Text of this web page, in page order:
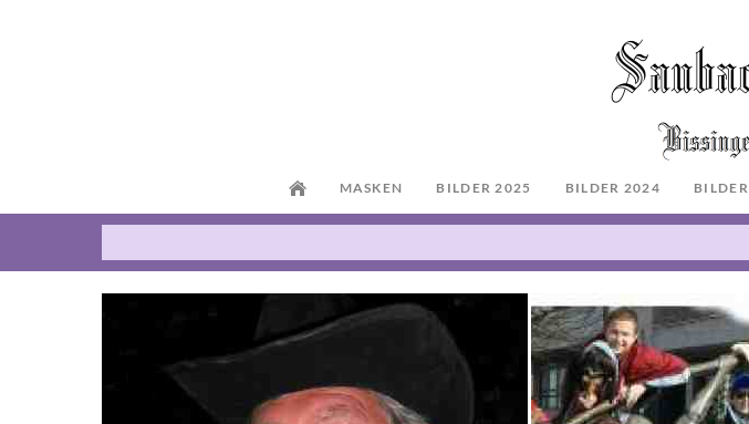
MASKEN BILDER 2025 BILDER 2024